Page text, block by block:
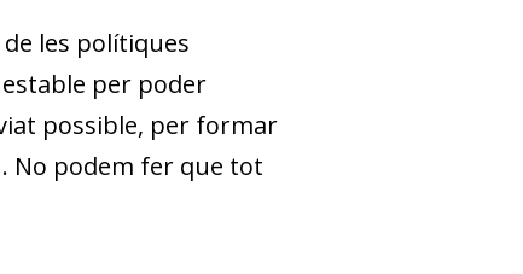
les polítiques
per poder
possible, per formar
No podem fer que tot